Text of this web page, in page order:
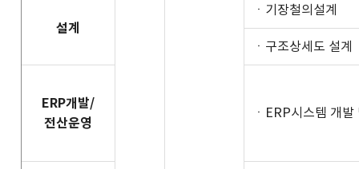
설계
ㆍ기장철의설계
ㆍ구조상세도 설계
ERP개발/
전산운영
ㆍERP시스템 개발